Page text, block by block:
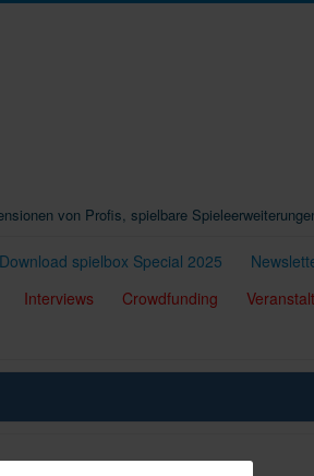
von Profis, spielbare
Download spielbox Special 2025
Interviews Crowdfunding